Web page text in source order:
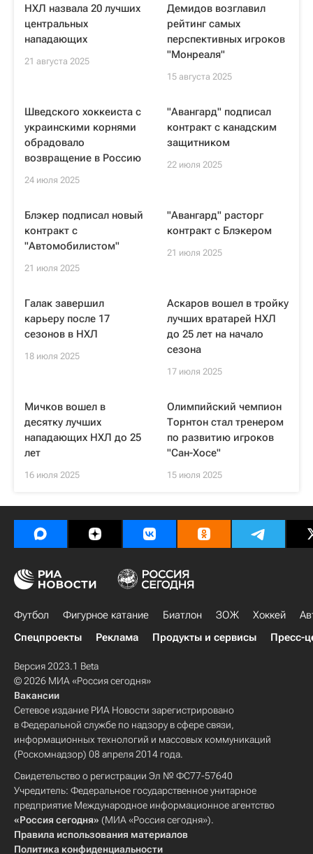
НХЛ назвала 20 лучших
центральных
нападающих
21 августа 2025
Демидов возглавил
рейтинг самых
перспективных игроков
"Монреаля"
15 августа 2025
Шведского хоккеиста с
украинскими корнями
обрадовало
возвращение в Россию
24 июля 2025
"Авангард" подписал
контракт с канадским
защитником
22 июля 2025
Блэкер подписал новый
контракт с
"Автомобилистом"
21 июля 2025
"Авангард" расторг
контракт с Блэкером
21 июля 2025
Галак завершил
карьеру после 17
сезонов в НХЛ
18 июля 2025
Аскаров вошел в тройку
лучших вратарей НХЛ
до 25 лет на начало
сезона
17 июля 2025
Мичков вошел в
десятку лучших
нападающих НХЛ до 25
лет
16 июля 2025
Олимпийский чемпион
Торнтон стал тренером
по развитию игроков
"Сан-Хосе"
15 июля 2025
Футбол Фигурное катание Биатлон ЗОЖ Хоккей
Спецпроекты
Реклама Продукты и сервисы Пресс-
Версия 2023.1 Beta
© 2026 МИА «Россия сегодня»
Вакансии
Сетевое издание РИА Новости зарегистрировано
в Федеральной службе по надзору в сфере связи,
информационных технологий и массовых коммуникаций
(Роскомнадзор) 08 апреля 2014 года.
Свидетельство о регистрации Эл № ФС77-57640
Учредитель: Федеральное государственное унитарное
предприятие Международное информационное агентство
«Россия сегодня» (МИА «Россия сегодня»).
Правила использования материалов
Политика конфиденциальности